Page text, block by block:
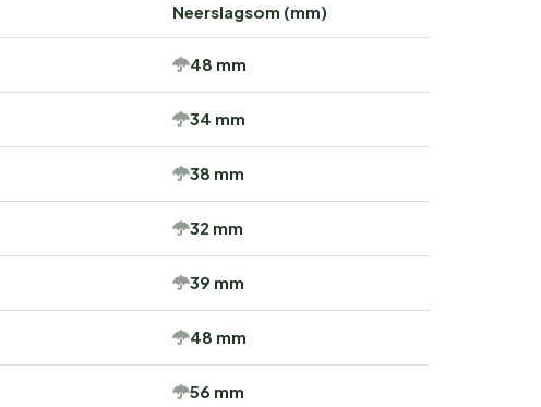
Neerslagsom (mm)
48 mm
34 mm
38 mm
32 mm
39 mm
48 mm
56 mm